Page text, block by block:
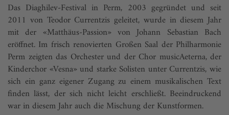
Das Diaghilev-Festival in Perm, 2003 gegründet und seit
2011 von Teodor Currentzis geleitet, wurde in diesem Jahr
mit der «Matthäus-Passion» von Johann Sebastian Bach
eröffnet. Im frisch renovierten Großen Saal der Philharmonie
Perm zeigten das Orchester und der Chor musicAeterna, der
Kinderchor «Vesna» und starke Solisten unter Currentzis, wie
sich ein ganz eigener Zugang zu einem musikalischen Text
finden lässt, der sich nicht leicht erschließt. Beeindruckend
war in diesem Jahr auch die Mischung der Kunstformen.